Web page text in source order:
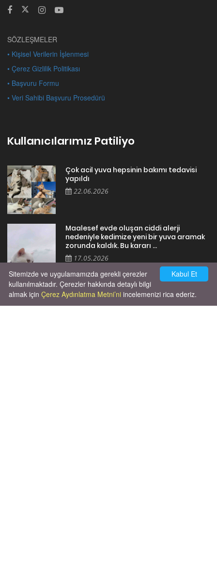
SÖZLEŞMELER
• Kişisel Verilerin İşlenmesi
• Çerez Gizlilik Politikası
• Başvuru Formu
• Veri Sahibi Başvuru Prosedürü
Kullanıcılarımız Patiliyo
Çok acil yuva hepsinin bakımı tedavisi
yapıldı
22.06.2026
Maalesef evde oluşan ciddi alerji
nedeniyle kedimize yeni bir yuva aramak
zorunda kaldık. Bu kararı ...
17.05.2026
Kabul Et
Sitemizde ve uygulamamızda gerekli çerezler
kullanılmaktadır. Çerezler hakkında detaylı bilgi
almak için Çerez Aydınlatma Metni’ni incelemenizi rica ederiz.